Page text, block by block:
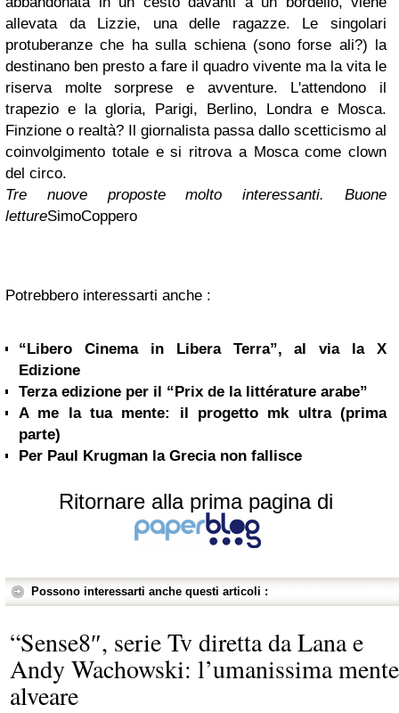
allevata da Lizzie, una delle ragazze. Le singolari
protuberanze che ha sulla schiena (sono forse ali?) la
destinano ben presto a fare il quadro vivente ma la vita le
riserva molte sorprese e avventure. L'attendono il
trapezio e la gloria, Parigi, Berlino, Londra e Mosca.
Finzione o realtà? Il giornalista passa dallo scetticismo al
coinvolgimento totale e si ritrova a Mosca come clown
del circo.
Tre nuove proposte molto interessanti. Buone
lettureSimoCoppero
Potrebbero interessarti anche :
“Libero Cinema in Libera Terra”, al via la X
Edizione
Terza edizione per il “Prix de la littérature arabe”
A me la tua mente: il progetto mk ultra (prima
parte)
Per Paul Krugman la Grecia non fallisce
Ritornare alla prima pagina di
Possono interessarti anche questi articoli :
“Sense8″, serie Tv diretta da Lana e
Andy Wachowski: l’umanissima mente
alveare